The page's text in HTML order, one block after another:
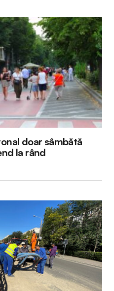
doar sâmbătă
la rând